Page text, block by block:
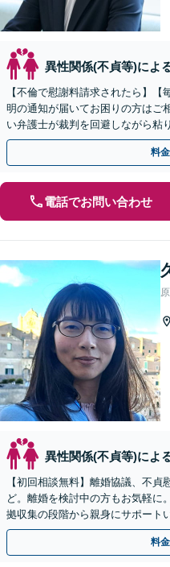
異性関係(不貞等)によ
【不倫で慰謝料請求されたら】
明の通知が届いてお困りの方はご
い弁護士が裁判を回避しながら粘
相談可(予約制)】【全国対応】
料
電話でお問い合わせ
異性関係(不貞等)によ
【初回相談無料】離婚協議、不
ど。離婚を検討中の方もお気軽に
拠収集の段階から親身にサポート
付】【赤坂駅3分】【男女の弁護
料